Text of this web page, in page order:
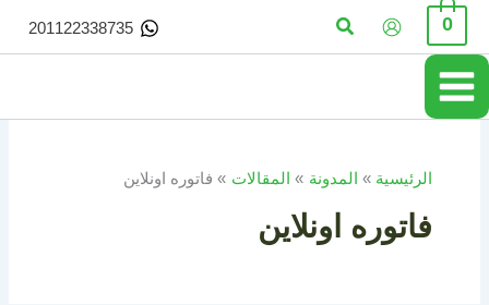
تخطي
المحتوى
0 البحث 201122338735
الرئيسية المدونة المقالات فاتوره اونلاين
فاتوره اونلاين